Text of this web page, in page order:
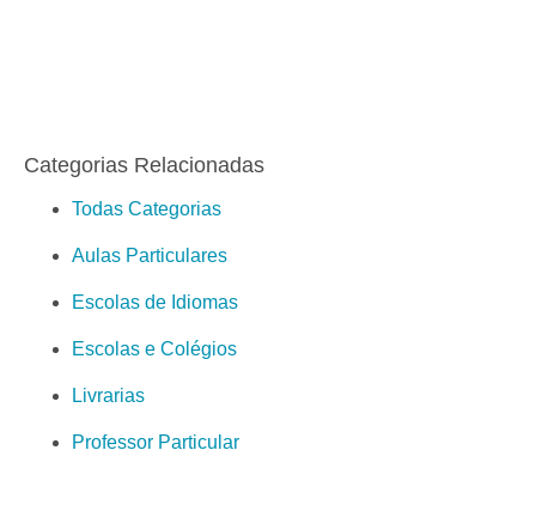
Categorias Relacionadas
Todas Categorias
Aulas Particulares
Escolas de Idiomas
Escolas e Colégios
Livrarias
Professor Particular